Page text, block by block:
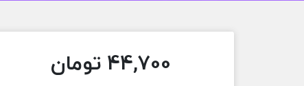
44,700 تومان